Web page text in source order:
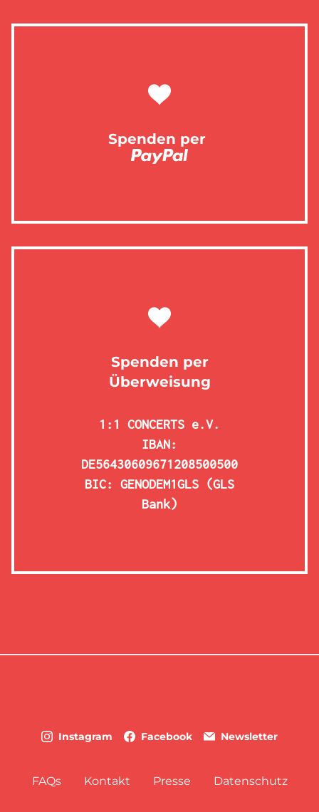
Spenden per
Spenden per
Überweisung
1:1 CONCERTS e.V.
IBAN:
DE56430609671208500500
BIC: GENODEM1GLS (GLS
Bank)
Instagram Facebook Newsletter
FAQs Kontakt Presse Datenschutz